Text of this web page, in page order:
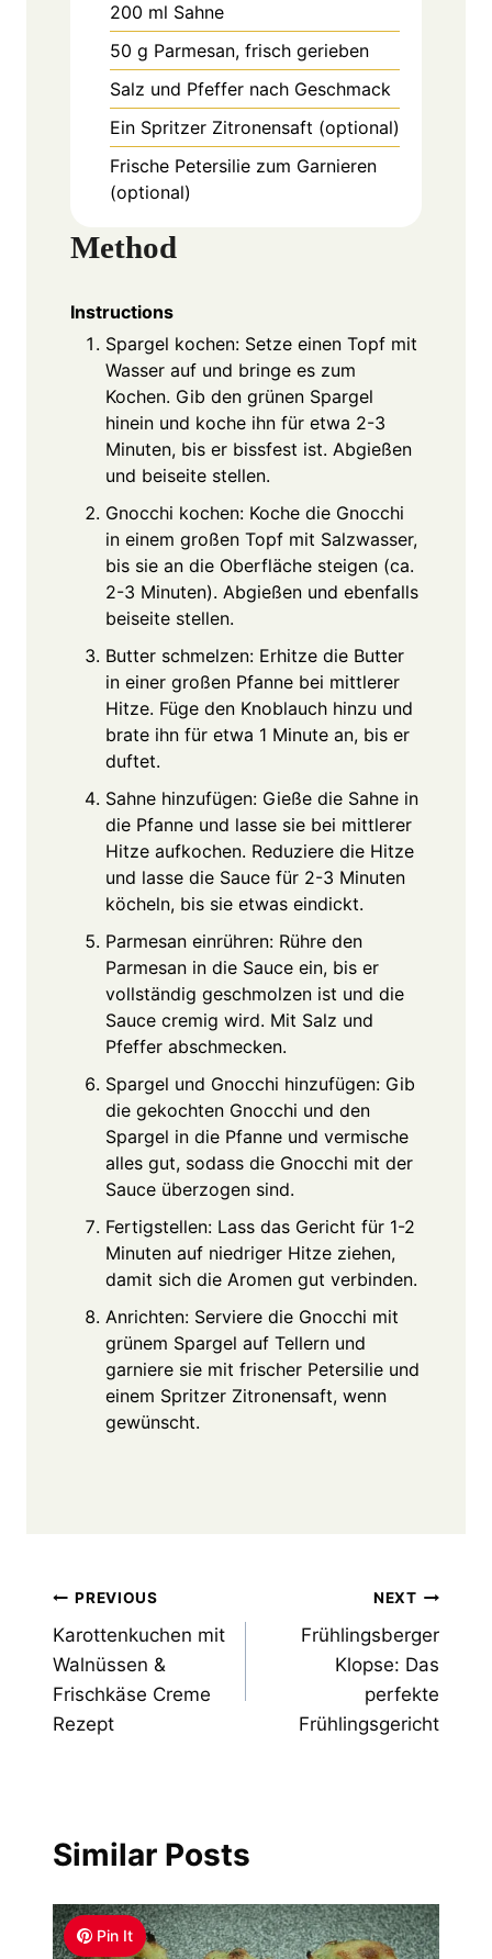
200 ml Sahne
50 g Parmesan, frisch gerieben
Salz und Pfeffer nach Geschmack
Ein Spritzer Zitronensaft (optional)
Frische Petersilie zum Garnieren
(optional)
Method
Instructions
Spargel kochen: Setze einen Topf mit
Wasser auf und bringe es zum
Kochen. Gib den grünen Spargel
hinein und koche ihn für etwa 2-3
Minuten, bis er bissfest ist. Abgießen
und beiseite stellen.
Gnocchi kochen: Koche die Gnocchi
in einem großen Topf mit Salzwasser,
bis sie an die Oberfläche steigen (ca.
2-3 Minuten). Abgießen und ebenfalls
beiseite stellen.
Butter schmelzen: Erhitze die Butter
in einer großen Pfanne bei mittlerer
Hitze. Füge den Knoblauch hinzu und
brate ihn für etwa 1 Minute an, bis er
duftet.
Sahne hinzufügen: Gieße die Sahne in
die Pfanne und lasse sie bei mittlerer
Hitze aufkochen. Reduziere die Hitze
und lasse die Sauce für 2-3 Minuten
köcheln, bis sie etwas eindickt.
Parmesan einrühren: Rühre den
Parmesan in die Sauce ein, bis er
vollständig geschmolzen ist und die
Sauce cremig wird. Mit Salz und
Pfeffer abschmecken.
Spargel und Gnocchi hinzufügen: Gib
die gekochten Gnocchi und den
Spargel in die Pfanne und vermische
alles gut, sodass die Gnocchi mit der
Sauce überzogen sind.
Fertigstellen: Lass das Gericht für 1-2
Minuten auf niedriger Hitze ziehen,
damit sich die Aromen gut verbinden.
Anrichten: Serviere die Gnocchi mit
grünem Spargel auf Tellern und
garniere sie mit frischer Petersilie und
einem Spritzer Zitronensaft, wenn
gewünscht.
Post
navigation
PREVIOUS
Karottenkuchen mit
Walnüssen &
Frischkäse Creme
Rezept
NEXT
Frühlingsberger
Klopse: Das
perfekte
Frühlingsgericht
Similar Posts
Pin It